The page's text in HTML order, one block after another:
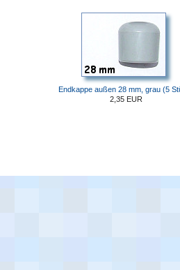
Endkappe außen 28 mm, grau (5
2,35 EUR